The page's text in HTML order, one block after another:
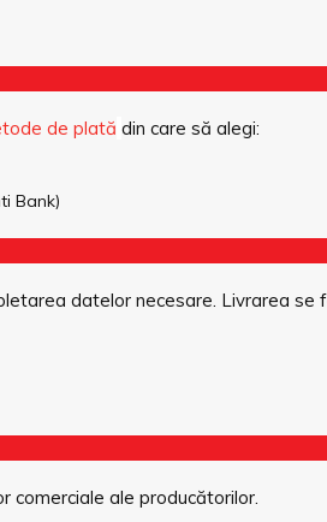
de plată din care să alegi:
Bank)
datelor necesare. Livrarea se
comerciale ale producătorilor.